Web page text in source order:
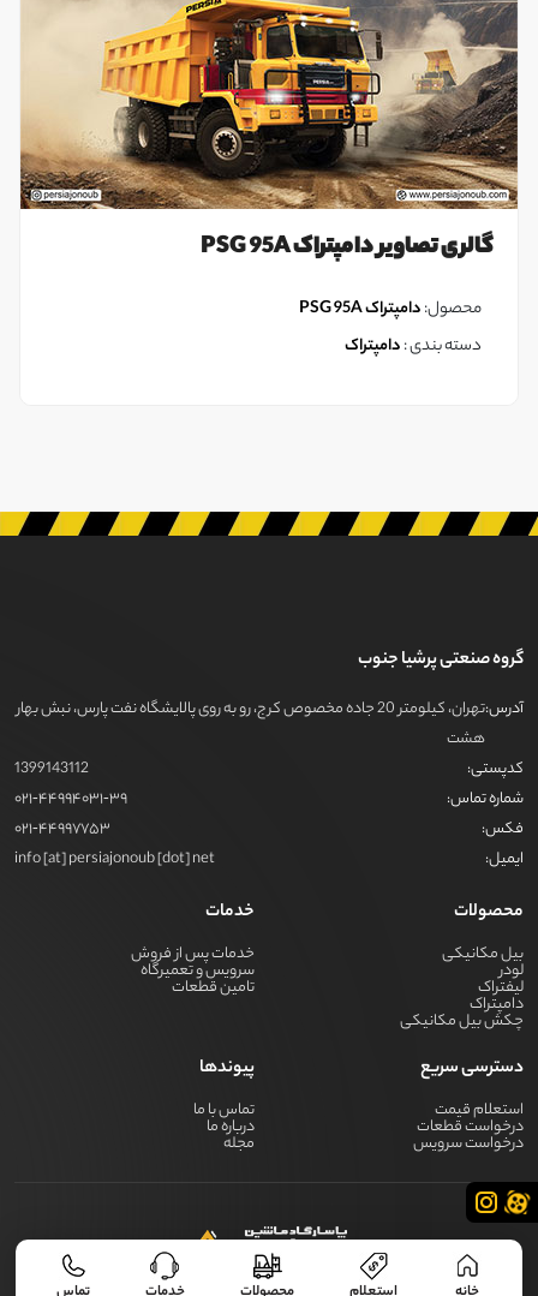
گالری تصاویر دامپتراک PSG 95A
محصول:دامپتراک PSG 95A
دسته بندی :دامپتراک
گروه صنعتی پرشیا جنوب
آدرس:
تهران، کیلومتر 20 جاده مخصوص کرج، رو به روی پالایشگاه نفت پارس، نبش بهار
هشت
کدپستی:
1399143112
شماره تماس:
021-44994031-39
فکس:
021-44997753
ایمیل:
info [at] persiajonoub [dot] net
محصولات
بیل مکانیکی
لودر
لیفتراک
دامپتراک
چکش بیل مکانیکی
خدمات
خدمات پس از فروش
سرویس و تعمیرگاه
تامین قطعات
دسترسی سریع
استعلام قیمت
درخواست قطعات
درخواست سرویس
پیوندها
تماس با ما
درباره ما
مجله
کلیه حقوق برای گروه صنعتی پرشیا جنوب محفوظ است - global